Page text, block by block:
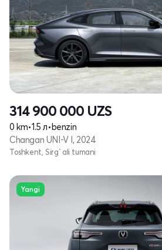
314 900 000 UZS
0 km•1.5 л•benzin
Changan UNI-V I, 2024
Toshkent, Sirg`ali tumani
Yangi